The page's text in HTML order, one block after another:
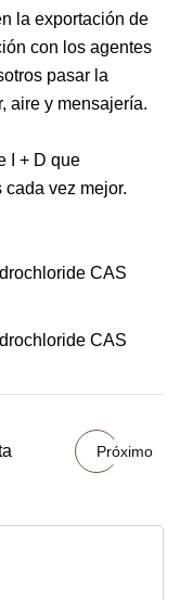
la exportación de
con los agentes
pasar la
aire y mensajería.
I + D que
vez mejor.
Próximo